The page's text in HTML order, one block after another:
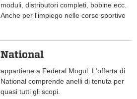
moduli, distributori completi, bobine ecc.
Anche per l'impiego nelle corse sportive
National
appartiene a Federal Mogul. L'offerta di
National comprende anelli di tenuta per
quasi tutti gli scopi.